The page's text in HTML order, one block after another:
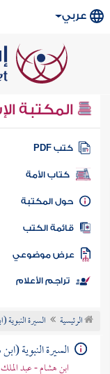
عربي
المكتبة
كتب PDF
كتاب الأمة
المكتبة
الكتب
موضوعي
تراجم الأعلام
الرئيسية السيرة
السيرة النبوية
ابن هشام - عبد